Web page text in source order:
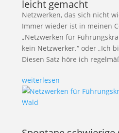
leicht gemacht
Netzwerken, das sich nicht
Immer wieder ist in meinen
„Netzwerken für
kein Netzwerker.“ oder „Ich
Diesen Satz höre ich
weiterlesen